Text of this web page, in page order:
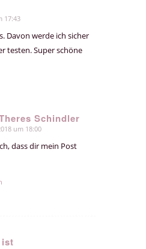
17:43
Davon werde ich sicher
testen. Super schöne
Schindler
um 18:00
dass dir mein Post
ist